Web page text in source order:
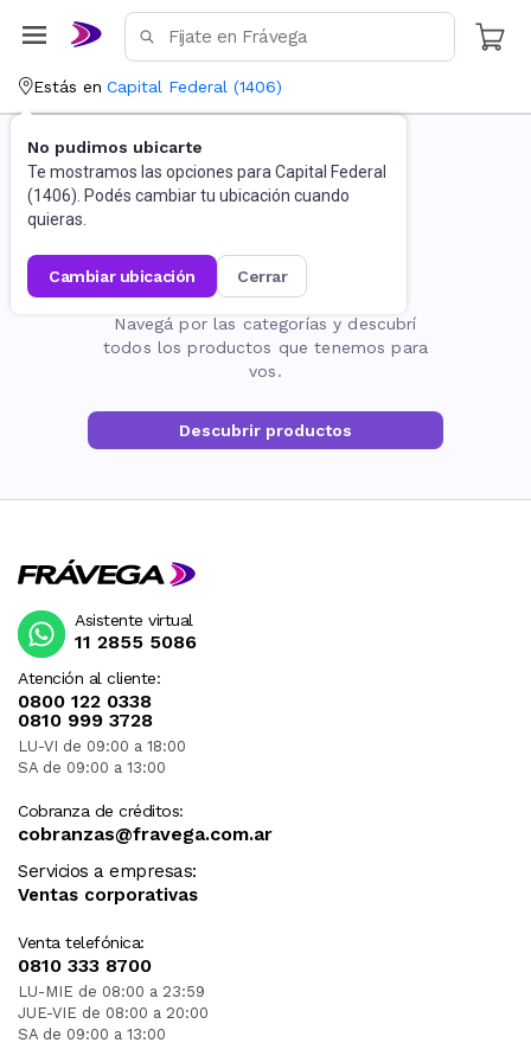
Estás en Capital Federal (1406)
No pudimos ubicarte
Te mostramos las opciones para Capital Federal
(1406). Podés cambiar tu ubicación cuando
quieras.
cambiar ubicación cerrar
La página no existe
Navegá por las categorías y descubrí
todos los productos que tenemos para
vos.
Descubrir productos
Atención al cliente:
0800 122 0338
0810 999 3728
LU-VI de 09:00 a 18:00
SA de 09:00 a 13:00
Cobranza de créditos:
cobranzas@fravega.com.ar
Servicios a empresas:
Ventas corporativas
Venta telefónica:
0810 333 8700
LU-MIE de 08:00 a 23:59
JUE-VIE de 08:00 a 20:00
SA de 09:00 a 13:00
Asistente virtual
11 2855 5086